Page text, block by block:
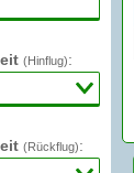
(Hinflug):
(Rückflug):